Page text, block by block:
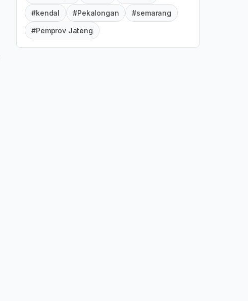
#kendal #Pekalongan #semarang
#Pemprov Jateng